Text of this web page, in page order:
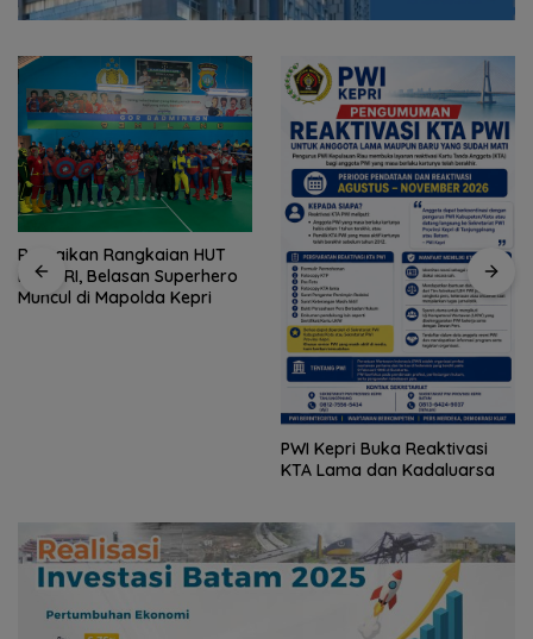
Tiga Program CSR Kawasan
Industri Morowali Indonesia
Raih Penghargaan ISRA 2026